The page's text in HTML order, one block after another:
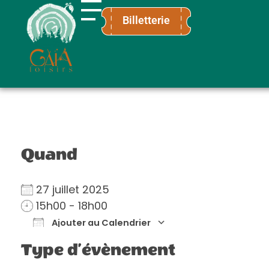
Billetterie
Quand
27 juillet 2025
15h00 - 18h00
Ajouter au Calendrier
Télécharger ICS
Type d’évènement